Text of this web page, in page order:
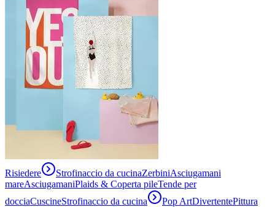
Risiedere Strofinaccio da cucinaZerbiniAsciugamani
mareAsciugamaniPlaids & Coperta pileTende per
docciaCuscineStrofinaccio da cucina Pop ArtDivertentePittura